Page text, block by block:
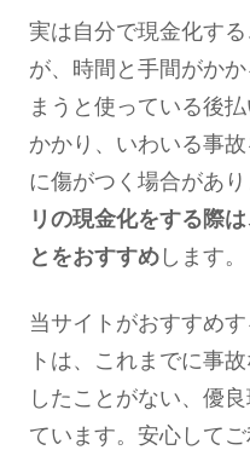
実は自分で現金化す
が、時間と手間がか
まうと使っている後
かかり、いわいる事
に傷がつく場合があ
リの現金化をする際
とをおすすめ します。
当サイトがおすすめ
トは、これまでに事
したことがない、優
ています。安心してご